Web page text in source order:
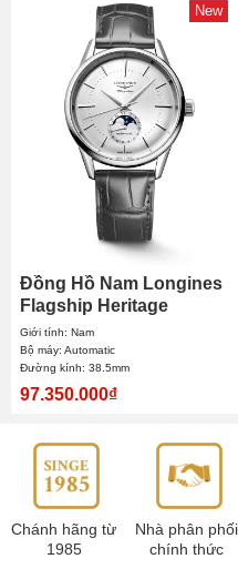
New
Đồng Hồ Nam Longines
Flagship Heritage
Moonphase L4.815.4.72.2
38.5mm
Giới tính: Nam
Bộ máy: Automatic
Đường kính: 38.5mm
97.350.000₫
Chánh hãng từ
1985
Nhà phân phối
chính thức